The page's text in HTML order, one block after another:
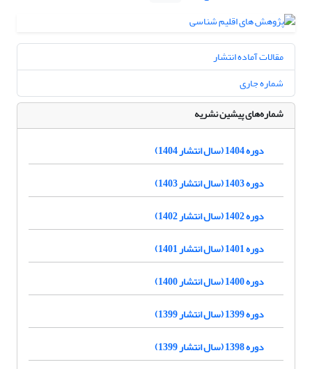
مقالات آماده انتشار
شماره جاری
شماره‌های پیشین نشریه
دوره 1404 (سال انتشار 1404)
دوره 1403 (سال انتشار 1403)
دوره 1402 (سال انتشار 1402)
دوره 1401 (سال انتشار 1401)
دوره 1400 (سال انتشار 1400)
دوره 1399 (سال انتشار 1399)
دوره 1398 (سال انتشار 1399)